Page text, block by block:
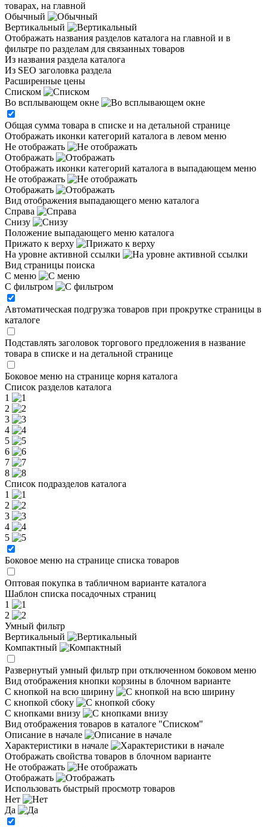
товарах, на главной
Обычный
Вертикальный
Отображать названия разделов каталога на главной и в
фильтре по разделам для связанных товаров
Из названия раздела каталога
Из SEO заголовка раздела
Расширенные цены
Списком
Во всплывающем окне
Общая сумма товара в списке и на детальной странице
Отображать иконки категорий каталога в левом меню
Не отображать
Отображать
Отображать иконки категорий каталога в выпадающем меню
Не отображать
Отображать
Вид отображения выпадающего меню каталога
Справа
Снизу
Положение выпадающего меню каталога
Прижато к верху
На уровне активной ссылки
Вид страницы поиска
С меню
С фильтром
Автоматическая подгрузка товаров при прокрутке страницы в
каталоге
Подставлять заголовок торгового предложения в название
товара в списке и на детальной странице
Боковое меню на странице корня каталога
Список разделов каталога
1
2
3
4
5
6
7
8
Список подразделов каталога
1
2
3
4
5
Боковое меню на странице списка товаров
Оптовая покупка в табличном варианте каталога
Шаблон списка посадочных страниц
1
2
Умный фильтр
Вертикальный
Компактный
Развернутый умный фильтр при отключенном боковом меню
Вид отображения кнопки корзины в блочном варианте
С кнопкой на всю ширину
С кнопкой сбоку
С кнопками внизу
Вид отображения товаров в каталоге "Списком"
Описание в начале
Характеристики в начале
Отображать свойства товаров в блочном варианте
Не отображать
Отображать
Использовать быстрый просмотр товаров
Нет
Да